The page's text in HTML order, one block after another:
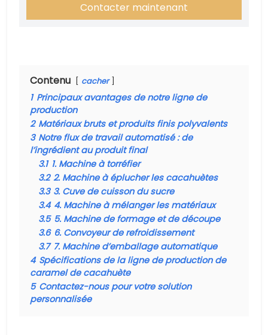
Contacter maintenant
Contenu cacher
1 Principaux avantages de notre ligne de
production
2 Matériaux bruts et produits finis polyvalents
3 Notre flux de travail automatisé : de
l’ingrédient au produit final
3.1 1. Machine à torréfier
3.2 2. Machine à éplucher les cacahuètes
3.3 3. Cuve de cuisson du sucre
3.4 4. Machine à mélanger les matériaux
3.5 5. Machine de formage et de découpe
3.6 6. Convoyeur de refroidissement
3.7 7. Machine d’emballage automatique
4 Spécifications de la ligne de production de
caramel de cacahuète
5 Contactez-nous pour votre solution
personnalisée